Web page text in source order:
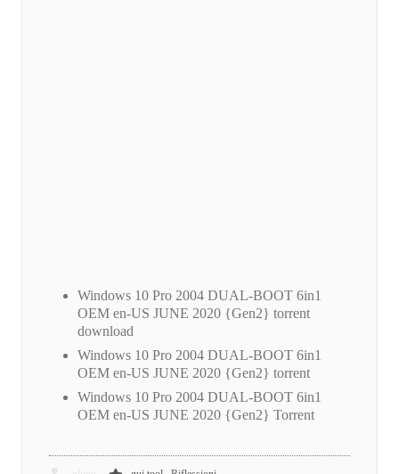
Windows 10 Pro 2004 DUAL-BOOT 6in1
OEM en-US JUNE 2020 {Gen2} torrent
download
Windows 10 Pro 2004 DUAL-BOOT 6in1
OEM en-US JUNE 2020 {Gen2} torrent
Windows 10 Pro 2004 DUAL-BOOT 6in1
OEM en-US JUNE 2020 {Gen2} Torrent